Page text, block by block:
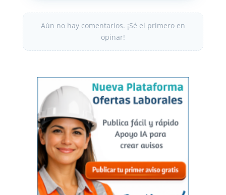
Aún no hay comentarios. ¡Sé el primero en
opinar!